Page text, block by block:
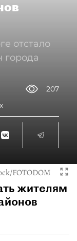
отстало
города
207
FOTODOM
жителям